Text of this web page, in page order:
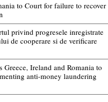
to Court for failure to recover
privind progresele inregistrate
de cooperare si de verificare
Ireland and Romania to
anti-money laundering